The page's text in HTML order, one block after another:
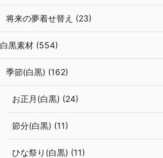
将来の夢着せ替え (23)
白黒素材 (554)
季節(白黒) (162)
お正月(白黒) (24)
節分(白黒) (11)
ひな祭り(白黒) (11)